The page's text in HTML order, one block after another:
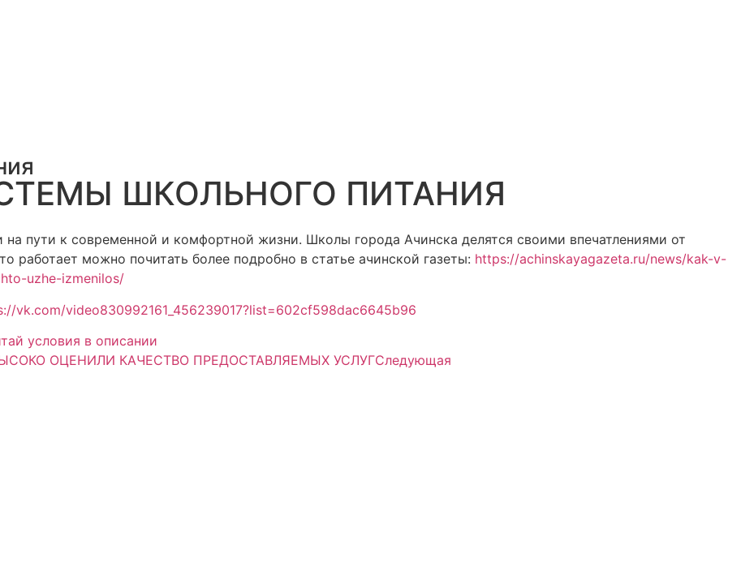
ШКОЛЬНОГО ПИТАНИЯ
пути к современной и комфортной жизни. Школы города Ачинска делятся своими впечатлениями от
работает можно почитать более подробно в статье ачинской газеты: https://achinskayagazeta.ru/news/kak-v-
uzhe-izmenilos/
vk.com/video830992161_456239017?list=602cf598dac6645b96
условия в описании
ОЦЕНИЛИ КАЧЕСТВО ПРЕДОСТАВЛЯЕМЫХ УСЛУГСледующая